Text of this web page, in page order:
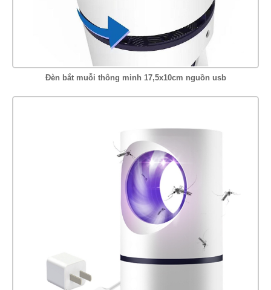
Đèn bắt muỗi thông minh 17,5x10cm nguồn usb